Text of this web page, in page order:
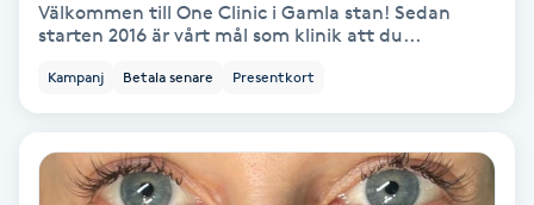
Damklippning
Välkommen till One Clinic i Gamla stan! Sedan
starten 2016 är vårt mål som klinik att du...
Kampanj Betala senare Presentkort